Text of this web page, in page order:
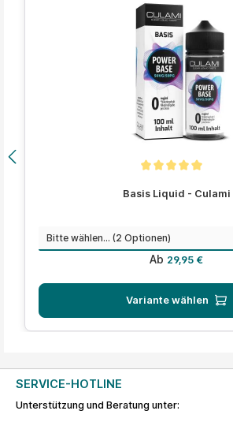
Basis Liquid - Culami
Mengeauswählen
Regulärer Preis:
Ab 29,95 €
Variante wählen
SERVICE-HOTLINE
Unterstützung und Beratung unter: